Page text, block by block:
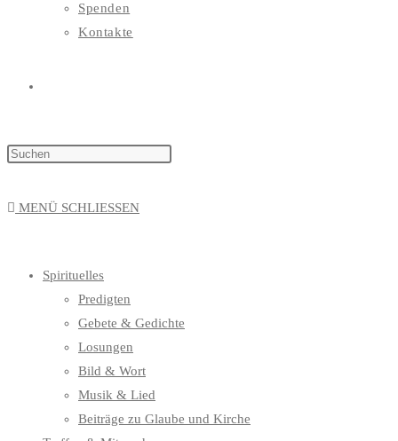
Spenden
Kontakte
MENÜ SCHLIESSEN
Spirituelles
Predigten
Gebete & Gedichte
Losungen
Bild & Wort
Musik & Lied
Beiträge zu Glaube und Kirche